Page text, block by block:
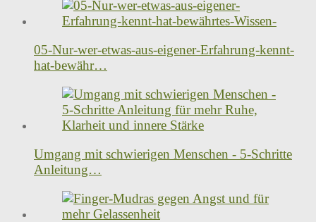
05-Nur-wer-etwas-aus-eigener-Erfahrung-kennt-
hat-bewähr…
Umgang mit schwierigen Menschen - 5-Schritte
Anleitung…